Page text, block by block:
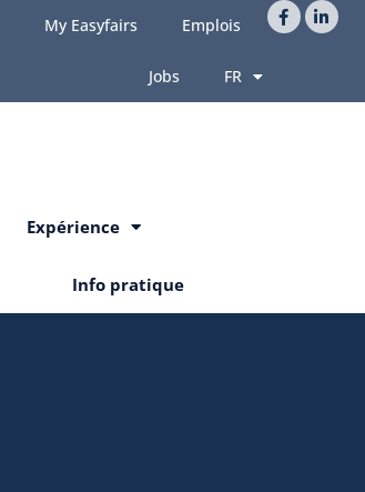
My Easyfairs Emplois
Jobs FR
Expérience
Info pratique